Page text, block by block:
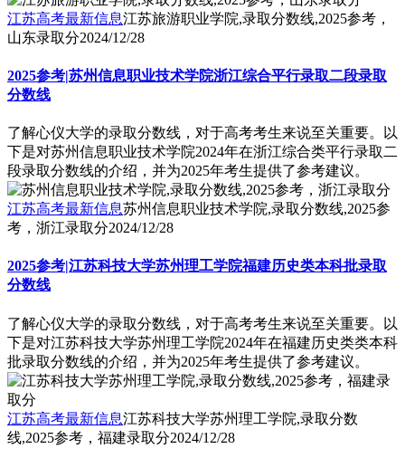
江苏高考最新信息江苏旅游职业学院,录取分数线,2025参考，
山东录取分2024/12/28
2025参考|苏州信息职业技术学院浙江综合平行录取二段录取
分数线
了解心仪大学的录取分数线，对于高考考生来说至关重要。以
下是对苏州信息职业技术学院2024年在浙江综合类平行录取二
段录取分数线的介绍，并为2025年考生提供了参考建议。
江苏高考最新信息苏州信息职业技术学院,录取分数线,2025参
考，浙江录取分2024/12/28
2025参考|江苏科技大学苏州理工学院福建历史类本科批录取
分数线
了解心仪大学的录取分数线，对于高考考生来说至关重要。以
下是对江苏科技大学苏州理工学院2024年在福建历史类类本科
批录取分数线的介绍，并为2025年考生提供了参考建议。
江苏高考最新信息江苏科技大学苏州理工学院,录取分数
线,2025参考，福建录取分2024/12/28